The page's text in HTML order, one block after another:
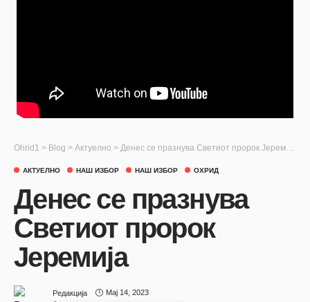
Ohrid1 > Blog > Актуелно > Денес се празнува Светиот пророк Јеремија
АКТУЕЛНО НАШ ИЗБОР НАШ ИЗБОР ОХРИД
Денес се празнува
Светиот пророк
Јеремија
Редакција Мај 14, 2023